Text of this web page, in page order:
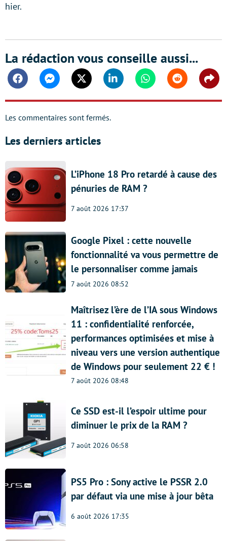
hier.
La rédaction vous conseille aussi...
FacebookMessengerTwitter Linkedin WhatsappReddit
Les commentaires sont fermés.
Les derniers articles
L’iPhone 18 Pro retardé à cause des
pénuries de RAM ?
7 août 2026 17:37
Google Pixel : cette nouvelle
fonctionnalité va vous permettre de
le personnaliser comme jamais
7 août 2026 08:52
Maîtrisez l’ère de l’IA sous Windows
11 : confidentialité renforcée,
performances optimisées et mise à
niveau vers une version authentique
de Windows pour seulement 22 € !
7 août 2026 08:48
Ce SSD est-il l’espoir ultime pour
diminuer le prix de la RAM ?
7 août 2026 06:58
PS5 Pro : Sony active le PSSR 2.0
par défaut via une mise à jour bêta
6 août 2026 17:35